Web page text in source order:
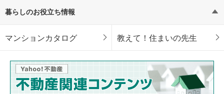
暮らしのお役立ち情報
マンションカタログ 教えて！住まいの先生